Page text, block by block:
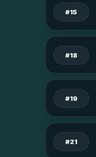
#15
#18
#19
#21